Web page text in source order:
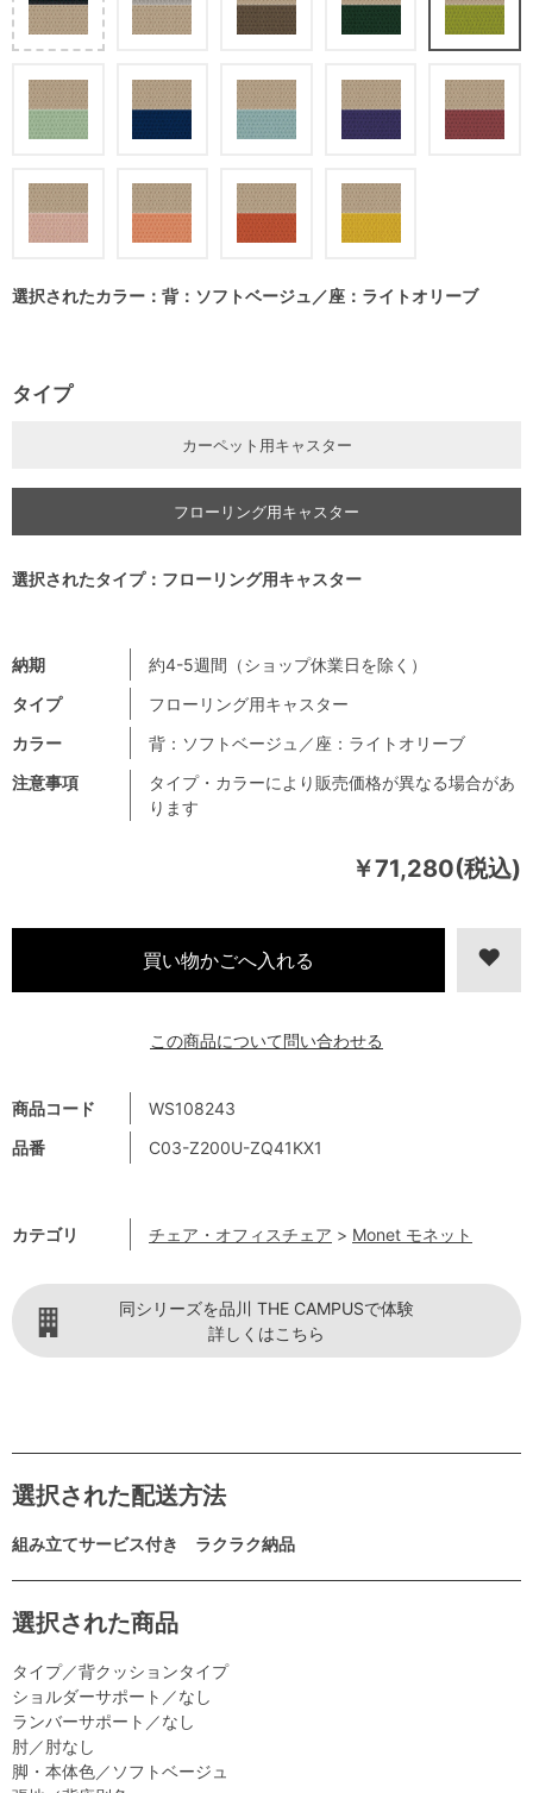
￥71,280(税込)
商品コード
WS108243
品番
C03-Z200U-ZQ41KX1
カテゴリ チェア・オフィスチェア > Monet モネット
注意事項
タイプ・カラーにより販売価格が異なる場合があ
ります
納期
約4-5週間（ショップ休業日を除く）
タイプ
フローリング用キャスター
カラー
背：ソフトベージュ／座：ライトオリーブ
選択されたカラー：背：ソフトベージュ／座：ライトオリーブ
タイプ
カーペット用キャスター
フローリング用キャスター
選択されたタイプ：フローリング用キャスター
この商品について問い合わせる
同シリーズを品川 THE CAMPUSで体験
詳しくはこちら
選択された配送方法
組み立てサービス付き ラクラク納品
選択された商品
タイプ／背クッションタイプ
ショルダーサポート／なし
ランバーサポート／なし
肘／肘なし
脚・本体色／ソフトベージュ